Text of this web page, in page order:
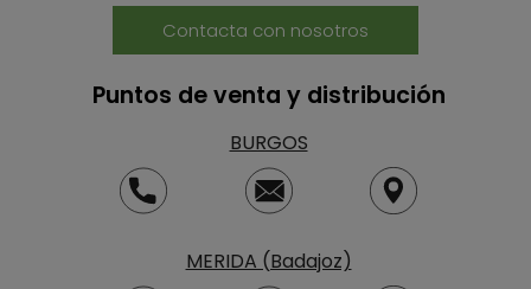
Contacta con nosotros
Puntos de venta y distribución
BURGOS
MERIDA (Badajoz)